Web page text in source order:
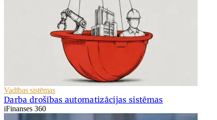
Vadības sistēmas
Darba drošības automatizācijas sistēmas
iFinanses 360